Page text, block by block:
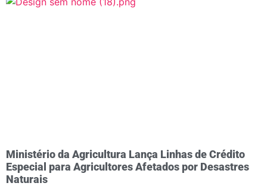
Ministério da Agricultura Lança Linhas de Crédito
Especial para Agricultores Afetados por Desastres
Naturais